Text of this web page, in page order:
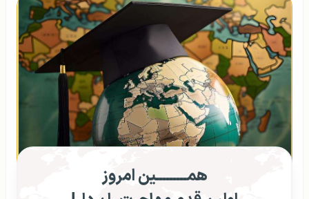
همـــــــــین امروز